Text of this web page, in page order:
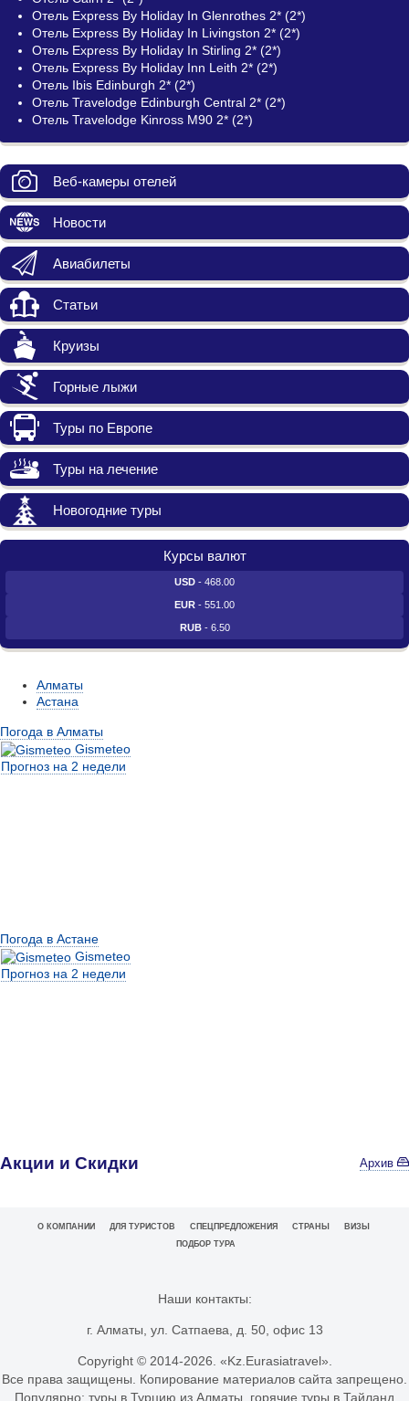
Отель Express By Holiday In Glenrothes 2* (2*)
Отель Express By Holiday In Livingston 2* (2*)
Отель Express By Holiday In Stirling 2* (2*)
Отель Express By Holiday Inn Leith 2* (2*)
Отель Ibis Edinburgh 2* (2*)
Отель Travelodge Edinburgh Central 2* (2*)
Отель Travelodge Kinross M90 2* (2*)
Веб-камеры отелей
Новости
Авиабилеты
Статьи
Круизы
Горные лыжи
Туры по Европе
Туры на лечение
Новогодние туры
Курсы валют
USD - 468.00
EUR - 551.00
RUB- 6.50
Алматы
Астана
Погода в Алматы
Gismeteo
Прогноз на 2 недели
Погода в Астане
Gismeteo
Прогноз на 2 недели
Акции и Скидки Архив
О КОМПАНИИ ДЛЯ ТУРИСТОВ СПЕЦПРЕДЛОЖЕНИЯ СТРАНЫ
ВИЗЫ
ПОДБОР ТУРА
Наши контакты:
г. Алматы, ул. Сатпаева, д. 50, офис 13
Copyright © 2014-2026. «Kz.Eurasiatravel».
Все права защищены. Копирование материалов сайта запрещено.
Популярно: туры в Турцию из Алматы горячие туры в Тайланд